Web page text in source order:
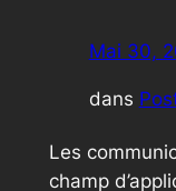
Mai 30,
dans
Les
champ